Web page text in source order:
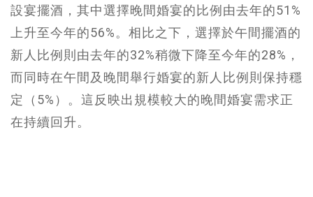
設宴擺酒，其中選擇晚間婚宴的比例由去年的51%
上升至今年的56%。相比之下，選擇於午間擺酒的
新人比例則由去年的32%稍微下降至今年的28%，
而同時在午間及晚間舉行婚宴的新人比例則保持穩
定（5%）。這反映出規模較大的晚間婚宴需求正
在持續回升。